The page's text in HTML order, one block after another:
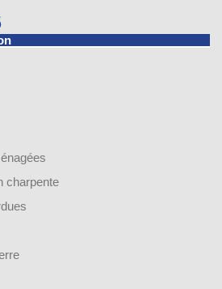
charpente